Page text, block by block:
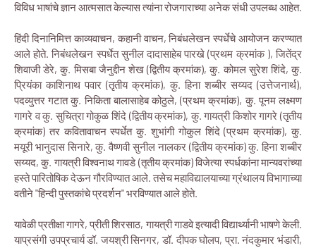
विविध भाषांचे ज्ञान आत्मसात केल्यास त्यांना रोजगाराच्या अनेक संधी उपलब्ध आहेत.
हिंदी दिनानिमित्त काव्यवाचन, कहानी वाचन, निबंधलेखन स्पर्धेचे आयोजन करण्यात
आले होते. निबंधलेखन स्पर्धेत सुनील दादासाहेब पारखे (प्रथम क्रमांक ), जितेंद्र
शिवाजी डेरे, कु. मिसबा जैनुद्दीन शेख (द्वितीय क्रमांक), कु. कोमल सुरेश शिंदे, कु.
प्रियंका काशिनाथ पवार (तृतीय क्रमांक), कु. हिना शब्बीर सय्यद (उत्तेजनार्थ),
पदव्युत्तर गटात कु. निकिता बालासाहेब कोठुले, (प्रथम क्रमांक), कु. पूनम लक्ष्मण
गागरे व कु. सुचित्रा गोकुळ शिंदे (द्वितीय क्रमांक), कु. गायत्री किशोर गागरे (तृतीय
क्रमांक) तर कवितावाचन स्पर्धेत कु. शुभांगी गोकुल शिंदे (प्रथम क्रमांक), कु.
मयूरी भानुदास सिनारे, कु. वैष्णवी सुनील नालकर (द्वितीय क्रमांक) कु. हिना शब्बीर
सय्यद, कु. गायत्री विश्वनाथ गावडे (तृतीय क्रमांक) विजेत्या स्पर्धकांना मान्यवरांच्या
हस्ते पारितोषिक देऊन गौरविण्यात आले. तसेच महाविद्यालयाच्या ग्रंथालय विभागाच्या
वतीने "हिन्दी पुस्तकांचे प्रदर्शन" भरविण्यात आले होते.
यावेळी प्रतीक्षा गागरे, प्रीती शिरसाठ, गायत्री गाडवे इत्यादी विद्यार्थ्यानी भाषणे केली.
याप्रसंगी उपप्रचार्य डॉ. जयश्री सिनगर, डॉ. दीपक घोलप, प्रा. नंदकुमार भंडारी,